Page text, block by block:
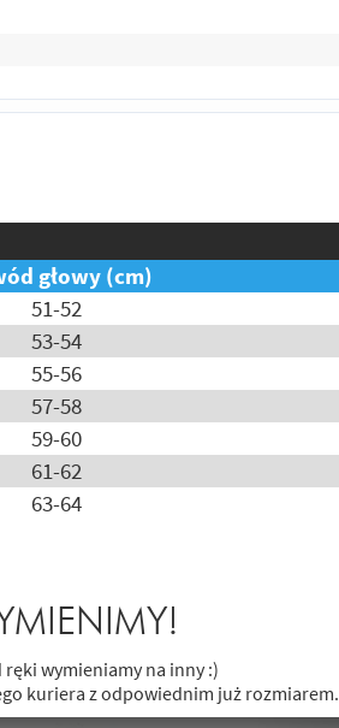
głowy (cm)
51-52
53-54
55-56
57-58
59-60
61-62
63-64
wymieniamy na inny :)
kuriera z odpowiednim już rozmiarem.